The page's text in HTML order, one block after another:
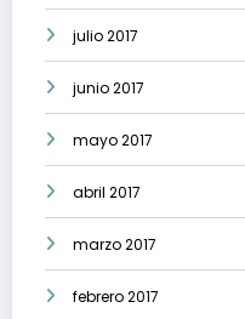
julio 2017
junio 2017
mayo 2017
abril 2017
marzo 2017
febrero 2017